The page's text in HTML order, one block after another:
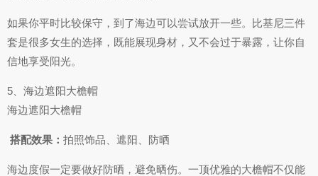
如果你平时比较保守，到了海边可以尝试放开一些。比基尼三件
套是很多女生的选择，既能展现身材，又不会过于暴露，让你自
信地享受阳光。
5、海边遮阳大檐帽
海边遮阳大檐帽
搭配效果： 拍照饰品、遮阳、防晒
海边度假一定要做好防晒，避免晒伤。一顶优雅的大檐帽不仅能